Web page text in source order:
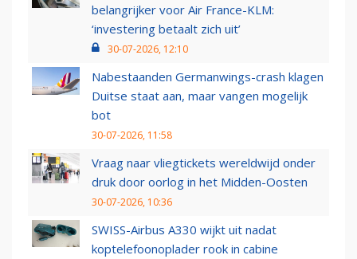
belangrijker voor Air France-KLM:
‘investering betaalt zich uit’
30-07-2026, 12:10
Nabestaanden Germanwings-crash klagen
Duitse staat aan, maar vangen mogelijk
bot
30-07-2026, 11:58
Vraag naar vliegtickets wereldwijd onder
druk door oorlog in het Midden-Oosten
30-07-2026, 10:36
SWISS-Airbus A330 wijkt uit nadat
koptelefoonoplader rook in cabine